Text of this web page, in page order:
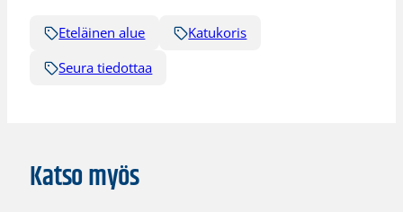
Eteläinen alue
Katukoris
Seura tiedottaa
Katso myös